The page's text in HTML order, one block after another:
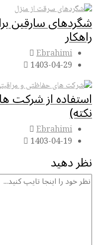
Ebrahimi
1403-04-29
Ebrahimi
1403-04-19
دهید